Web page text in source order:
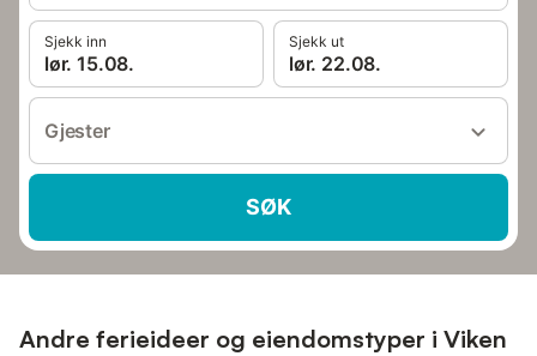
Sjekk inn
lør. 15.08.
Sjekk ut
lør. 22.08.
Gjester
SØK
Andre ferieideer og eiendomstyper i Viken